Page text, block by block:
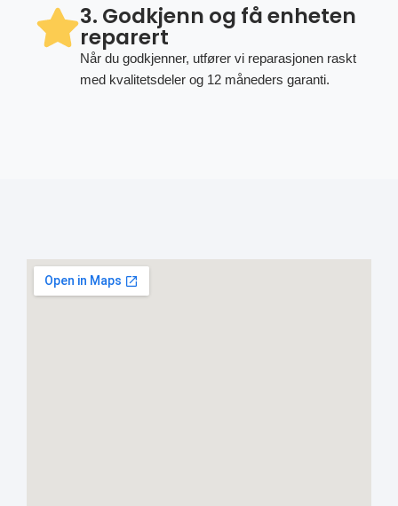
3. Godkjenn og få enheten
reparert
Når du godkjenner, utfører vi reparasjonen raskt
med kvalitetsdeler og 12 måneders garanti.